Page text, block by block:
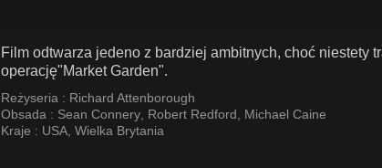
Film odtwarza jedeno z bardziej ambitnych, choć niestety
operację"Market Garden".
Reżyseria : Richard Attenborough
Obsada : Sean Connery Robert Redford
Michael Caine
Kraje : USA Wielka Brytania